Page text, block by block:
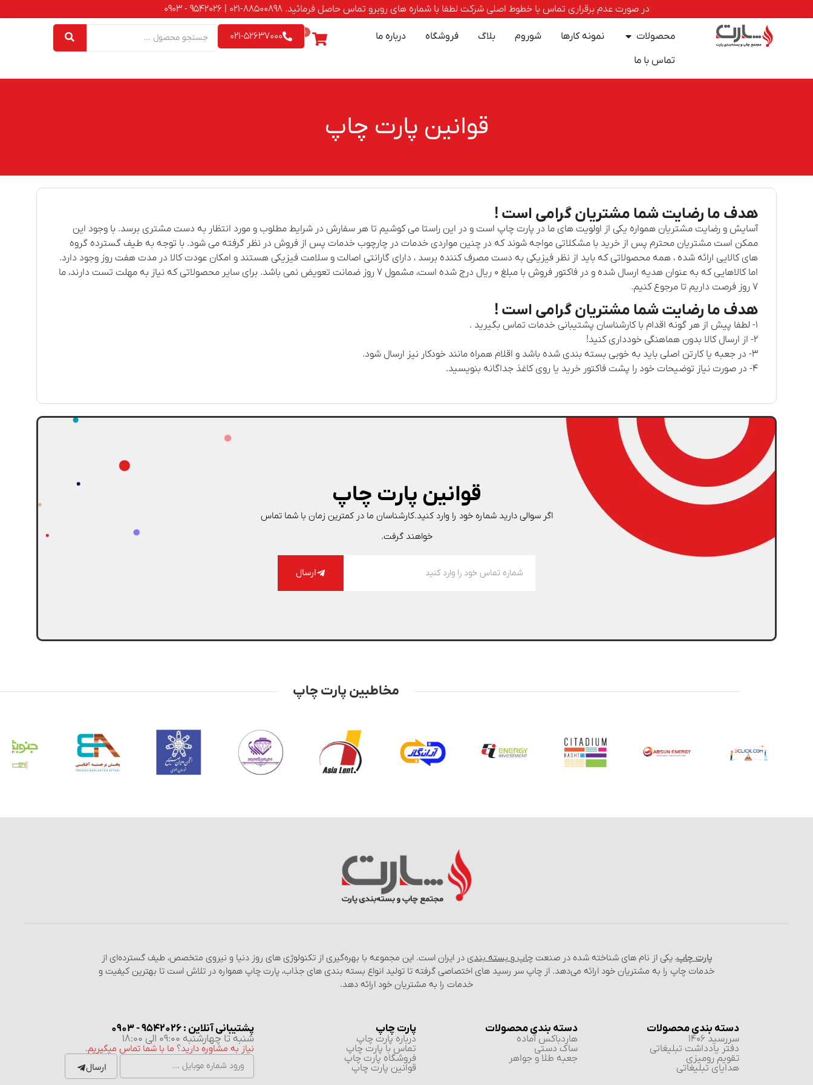
در صورت عدم برقراری تماس با خطوط اصلی شرکت لطفا با شماره های روبرو تماس حاصل فرمائید. 88500898-021 | 9542026 - 0903
محصولات نمونه کارها شوروم بلاگ فروشگاه
درباره ما
تماس با ما
0
021-52637000
قوانین پارت چاپ
هدف ما رضایت شما مشتریان گرامی است !
آسایش و رضایت مشتریان همواره یکی از اولویت های ما در پارت چاپ است و در این راستا می کوشیم تا هر سفارش در شرایط مطلوب و مورد انتظار به دست مشتری برسد. با وجود این
ممکن است مشتریان محترم پس از خرید با مشکلاتی مواجه شوند که در چنین مواردی خدمات در چارچوب خدمات پس از فروش در نظر گرفته می شود. با توجه به طیف گسترده گروه
های کالایی ارائه شده ، همه محصولاتی که باید از نظر فیزیکی به دست مصرف کننده برسد ، دارای گارانتی اصالت و سلامت فیزیکی هستند و امکان عودت کالا در مدت هفت روز وجود دارد.
اما کالاهایی که به عنوان هدیه ارسال شده و در فاکتور فروش با مبلغ ۰ ریال درج شده است، مشمول ۷ روز ضمانت تعویض نمی باشد. برای سایر محصولاتی که نیاز به مهلت تست دارند، ما
۷ روز فرصت داریم تا مرجوع کنیم.
هدف ما رضایت شما مشتریان گرامی است !
۱- لطفا پیش از هر گونه اقدام با کارشناسان پشتیبانی خدمات تماس بگیرید .
۲- از ارسال کالا بدون هماهنگی خودداری کنید!
۳- در جعبه یا کارتن اصلی باید به خوبی بسته بندی شده باشد و اقلام همراه مانند خودکار نیز ارسال شود.
۴- در صورت نیاز توضیحات خود را پشت فاکتور خرید یا روی کاغذ جداگانه بنویسید.
قوانین پارت چاپ
اگر سوالی دارید شماره خود را وارد کنید.کارشناسان ما در کمترین زمان با شما تماس
خواهند گرفت.
ارسال
مخاطبین پارت چاپ
پارت چاپ، یکی از نام‌ های شناخته شده در صنعتچاپ و بسته‌ بندی در ایران است. این مجموعه با بهره‌گیری از تکنولوژی‌ های روز دنیا و نیروی متخصص، طیف گسترده‌ای از
خدمات چاپ را به مشتریان خود ارائه می‌دهد. از چاپ سر رسید های اختصاصی گرفته تا تولید انواع بسته‌ بندی‌ های جذاب، پارت چاپ همواره در تلاش است تا بهترین کیفیت و
خدمات را به مشتریان خود ارائه دهد.
دسته بندی محصولات
سررسید 1406
دفتر یادداشت تبلیغاتی
تقویم رومیزی
هدایای تبلیغاتی
دسته بندی محصولات
هاردباکس آماده
ساک دستی
جعبه طلا و جواهر
پارت چاپ
درباره پارت چاپ
تماس با پارت چاپ
فروشگاه پارت چاپ
قوانین پارت چاپ
پشتیبانی آنلاین : 9542026 - 0903
شنبه تا چهارشنبه 09:00 الی 18:00
نیاز به مشاوره دارید؟ ما با شما تماس میگیریم.
ارسال